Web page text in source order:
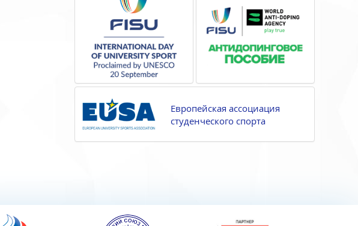
Европейская ассоциация
студенческого спорта